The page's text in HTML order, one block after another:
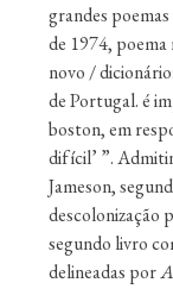
grandes
de 1974, poema
novo /
de Portugal. é
boston, em
difícil’ ”.
Jameson,
descolonização
segundo livro
delineadas por